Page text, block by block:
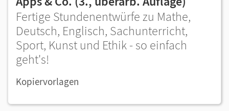
Fertige Stundenentwürfe zu Mathe,
Deutsch, Englisch, Sachunterricht,
Sport, Kunst und Ethik - so einfach
geht's!
Kopiervorlagen